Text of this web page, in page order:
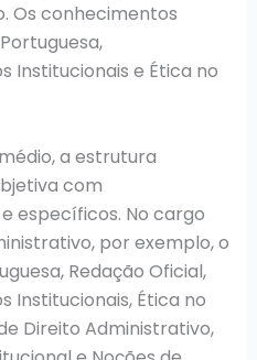
Os conhecimentos
Institucionais e Ética no
a estrutura
com
específicos. No cargo
por exemplo, o
Redação Oficial,
Institucionais, Ética no
Direito Administrativo,